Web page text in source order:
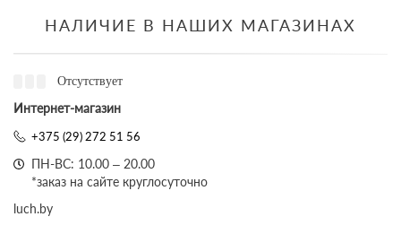
НАЛИЧИЕ В НАШИХ МАГАЗИНАХ
Отсутствует
Интернет-магазин
+375 (29) 272 51 56
ПН-ВС: 10.00 – 20.00
*заказ на сайте круглосуточно
luch.by